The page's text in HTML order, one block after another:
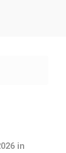
in